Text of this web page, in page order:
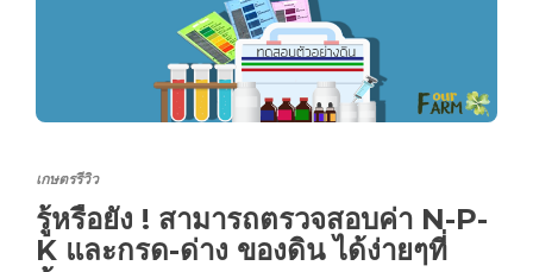
เกษตรรีวิว
รู้หรือยัง ! สามารถตรวจสอบค่า N-P-
K และกรด-ด่าง ของดิน ได้ง่ายๆที่